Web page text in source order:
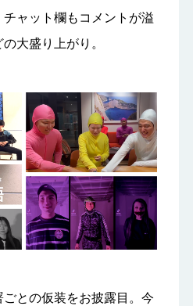
ャット欄もコメントが溢
大盛り上がり。
との仮装をお披露目。今